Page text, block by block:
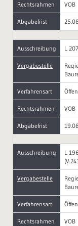
Rechtsrahmen VOB
Abgabefrist
Ausschreibung L
Vergabestelle
Verfahrensart
Rechtsrahmen VOB
Abgabefrist
Ausschreibung
L
Vergabestelle
Verfahrensart
Rechtsrahmen VOB